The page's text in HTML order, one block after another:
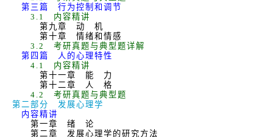
第三篇 行为控制和调节
3.1
内容精讲
第九章 动 机
第十章 情绪和情感
3.2
考研真题与典型题详解
第四篇 人的心理特性
4.1
内容精讲
第十一章 能 力
第十二章 人 格
4.2
考研真题与典型题
第二部分 发展心理学
内容精讲
第一章 绪 论
第二章 发展心理学的研究方法